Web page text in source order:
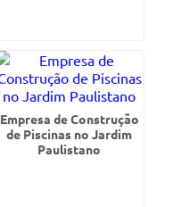
Empresa de Construção
de Piscinas no Jardim
Paulistano